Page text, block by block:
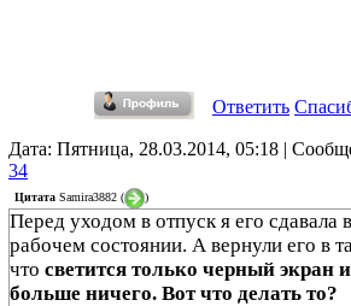
Ответить
Дата: Пятница, 28.03.2014, 05:18 |
34
Цитата Samira3882 ( )
Перед уходом в отпуск я его сдавала в
рабочем состоянии. А вернули его в
что светится только черный экран и
больше ничего. Вот что делать то?